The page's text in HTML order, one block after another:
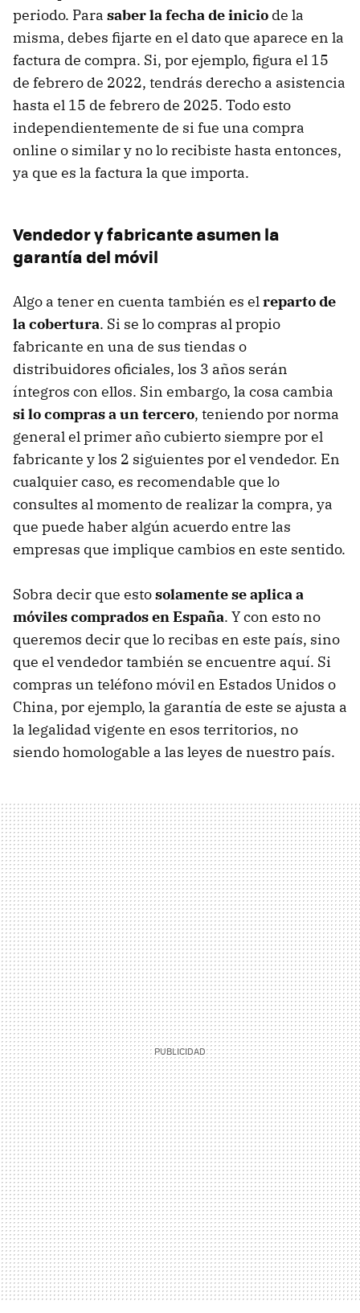
periodo. Para saber la fecha de inicio de la
misma, debes fijarte en el dato que aparece en la
factura de compra. Si, por ejemplo, figura el 15
de febrero de 2022, tendrás derecho a asistencia
hasta el 15 de febrero de 2025. Todo esto
independientemente de si fue una compra
online o similar y no lo recibiste hasta entonces,
ya que es la factura la que importa.
Vendedor y fabricante asumen la
garantía del móvil
Algo a tener en cuenta también es elreparto de
la cobertura. Si se lo compras al propio
fabricante en una de sus tiendas o
distribuidores oficiales, los 3 años serán
íntegros con ellos. Sin embargo, la cosa cambia
si lo compras a un tercero, teniendo por norma
general el primer año cubierto siempre por el
fabricante y los 2 siguientes por el vendedor. En
cualquier caso, es recomendable que lo
consultes al momento de realizar la compra, ya
que puede haber algún acuerdo entre las
empresas que implique cambios en este sentido.
Sobra decir que estosolamente se aplica a
móviles comprados en España. Y con esto no
queremos decir que lo recibas en este país, sino
que el vendedor también se encuentre aquí. Si
compras un teléfono móvil en Estados Unidos o
China, por ejemplo, la garantía de este se ajusta a
la legalidad vigente en esos territorios, no
siendo homologable a las leyes de nuestro país.